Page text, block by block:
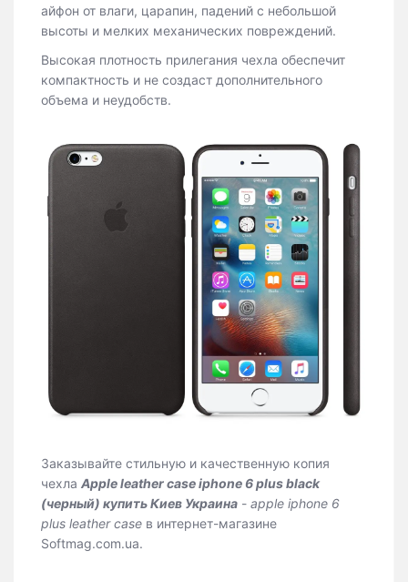
айфон от влаги, царапин, падений с небольшой
высоты и мелких механических повреждений.
Высокая плотность прилегания чехла обеспечит
компактность и не создаст дополнительного
объема и неудобств.
Заказывайте стильную и качественную копия
чехла Apple leather case iphone 6 plus black
(черный) купить Киев Украина - apple iphone 6
plus leather case в интернет-магазине
Softmag.com.ua.